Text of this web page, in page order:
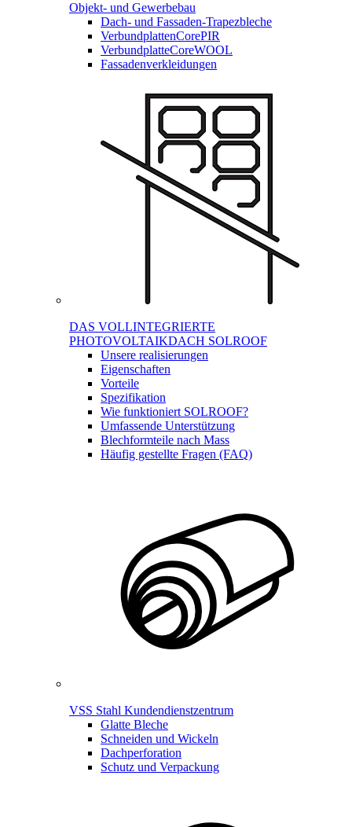
Objekt- und Gewerbebau
Dach- und Fassaden-Trapezbleche
VerbundplattenCorePIR
VerbundplatteCoreWOOL
Fassadenverkleidungen
DAS VOLLINTEGRIERTE
PHOTOVOLTAIKDACH SOLROOF
Unsere realisierungen
Eigenschaften
Vorteile
Spezifikation
Wie funktioniert SOLROOF?
Umfassende Unterstützung
Blechformteile nach Mass
Häufig gestellte Fragen (FAQ)
VSS Stahl Kundendienstzentrum
Glatte Bleche
Schneiden und Wickeln
Dachperforation
Schutz und Verpackung